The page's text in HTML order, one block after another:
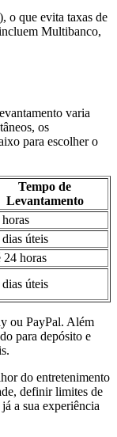
o que evita taxas de
Multibanco,
varia
os
para escolher o
Tempo de
Levantamento
úteis
24 horas
úteis
ou PayPal. Além
para depósito e
do entretenimento
definir limites de
a sua experiência